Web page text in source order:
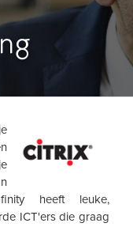
heeft leuke,
ICT'ers die graag